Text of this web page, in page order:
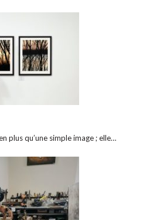
plus qu’une simple image ; elle…